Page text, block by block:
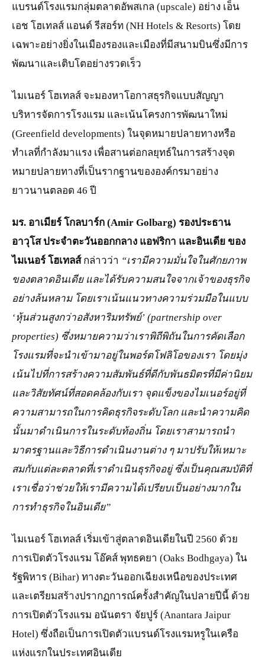
แบรนด์โรงแรมกลุ่มตลาดอัพสเกล (upscale) อย่าง เอ็น
เอช โฮเทลส์ แอนด์ รีสอร์ท (NH Hotels & Resorts) โดย
เฉพาะอย่างยิ่งในเมืองรองและเมืองที่มีสนามบินซึ่งมีการ
พัฒนาและเติบโตอย่างรวดเร็ว
ไมเนอร์ โฮเทลส์ จะมองหาโอกาสธุรกิจแบบสัญญา
บริหารจัดการโรงแรม และเน้นโครงการพัฒนาใหม่
(Greenfield developments) ในจุดหมายปลายทางหรือ
ทำเลที่กำลังมาแรง เพื่อสานต่อกลยุทธ์ในการสร้างจุด
หมายปลายทางที่เป็นรากฐานขององค์กรมาอย่าง
ยาวนานตลอด 46 ปี
มร. อาเมียร์ โกลบาร์ก (Amir Golbarg) รองประธาน
อาวุโส ประจำตะวันออกกลาง แอฟริกา และอินเดีย ของ
ไมเนอร์ โฮเทลส์กล่าวว่า “เรามีความมั่นใจในศักยภาพ
ของตลาดอินเดีย และได้รับความสนใจจากเจ้าของธุรกิจ
อย่างล้นหลาม โดยเราเน้นแนวทางความร่วมมือในแบบ
‘หุ้นส่วนสูงกว่าอสังหาริมทรัพย์’ (partnership over
properties) ซึ่งหมายความว่าเราพิถีพิถันในการคัดเลือก
โรงแรมที่จะนำเข้ามาอยู่ในพอร์ตโฟลิโอของเรา โดยมุ่ง
เน้นไปที่การสร้างความสัมพันธ์ที่ดีกับพันธมิตรที่มีค่านิยม
และวิสัยทัศน์ที่สอดคล้องกับเรา จุดแข็งของไมเนอร์อยู่ที่
ความสามารถในการคิดธุรกิจระดับโลก และนำความคิด
นั้นมาดำเนินการในระดับท้องถิ่น โดยเราสามารถนำ
มาตรฐานและวิธีการดำเนินงานต่าง ๆ มาปรับให้เหมาะ
สมกับแต่ละตลาดที่เราดำเนินธุรกิจอยู่ ซึ่งเป็นคุณสมบัติที่
เราเชื่อว่าช่วยให้เรามีความได้เปรียบเป็นอย่างมากใน
การทำธุรกิจในอินเดีย”
ไมเนอร์ โฮเทลส์ เริ่มเข้าสู่ตลาดอินเดียในปี 2560 ด้วย
การเปิดตัวโรงแรม โอ๊คส์ พุทธคยา (Oaks Bodhgaya) ใน
รัฐพิหาร (Bihar) ทางตะวันออกเฉียงเหนือของประเทศ
และเตรียมสร้างปรากฏการณ์ครั้งสำคัญในปลายปีนี้ ด้วย
การเปิดตัวโรงแรม อนันตรา จัยปูร์ (Anantara Jaipur
Hotel) ซึ่งถือเป็นการเปิดตัวแบรนด์โรงแรมหรูในเครือ
แห่งแรกในประเทศอินเดีย